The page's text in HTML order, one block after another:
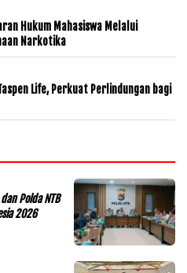
Hukum Mahasiswa Melalui
Narkotika
Life, Perkuat Perlindungan bagi
Polda NTB
2026